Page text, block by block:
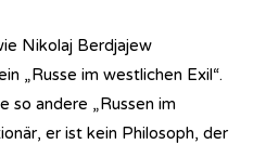
Nikolaj Berdjajew
„Russe im westlichen Exil“.
so andere „Russen im
er ist kein Philosoph, der